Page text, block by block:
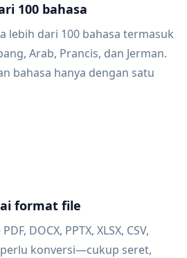
100 bahasa
lebih dari 100 bahasa termasuk
Arab, Prancis, dan Jerman.
bahasa hanya dengan satu
format file
DOCX, PPTX, XLSX, CSV,
perlu konversi—cukup seret,